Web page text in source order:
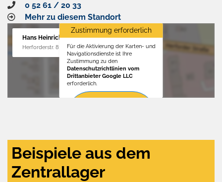
0 52 61 / 20 33
Mehr zu diesem Standort
Hans Heinrichs GmbH
Herforderstr. 81, 32657 Lemgo
Zustimmung erforderlich
Für die Aktivierung der Karten- und
Navigationsdienste ist Ihre
Zustimmung zu den
Datenschutzrichtlinien vom
Drittanbieter Google LLC
erforderlich.
Beispiele aus dem
Zentrallager